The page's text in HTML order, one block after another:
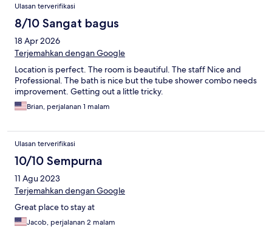
Ulasan terverifikasi
8/10 Sangat bagus
18 Apr 2026
Terjemahkan dengan Google
Location is perfect. The room is beautiful. The staff Nice and
Professional. The bath is nice but the tube shower combo needs
improvement. Getting out a little tricky.
Brian, perjalanan 1 malam
Ulasan terverifikasi
10/10 Sempurna
11 Agu 2023
Terjemahkan dengan Google
Great place to stay at
Jacob, perjalanan 2 malam